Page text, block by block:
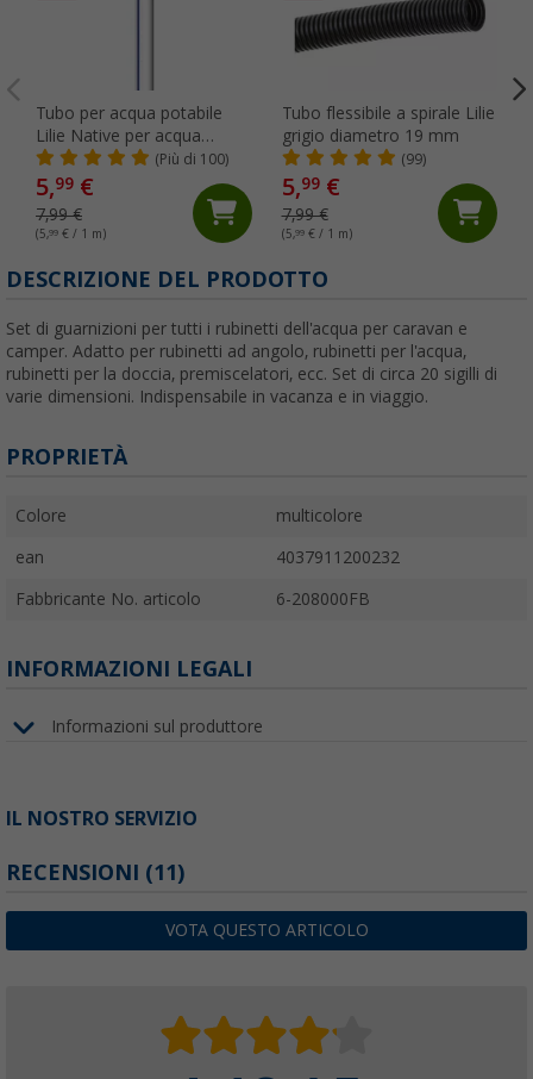
Tubo per acqua potabile
Lilie Native per acqua
fredda 10 x 15 mm al
metro
(Più di 100)
5,99 €
7,99 €
(5,99 € / 1 m)
Tubo flessibile a spirale Lilie
grigio diametro 19 mm
(99)
5,99€
7,99 €
(5,99€ / 1 m)
DESCRIZIONE DEL PRODOTTO
Set di guarnizioni per tutti i rubinetti dell'acqua per caravan e
camper. Adatto per rubinetti ad angolo, rubinetti per l'acqua,
rubinetti per la doccia, premiscelatori, ecc. Set di circa 20 sigilli di
varie dimensioni. Indispensabile in vacanza e in viaggio.
PROPRIETÀ
Colore multicolore
ean 4037911200232
Fabbricante No. articolo 6-208000FB
INFORMAZIONI LEGALI
Informazioni sul produttore
IL NOSTRO SERVIZIO
RECENSIONI (11)
VOTA QUESTO ARTICOLO